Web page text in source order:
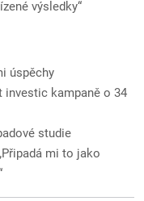
výsledky“
úspěchy
investic kampaně o 34
studie
mi to jako